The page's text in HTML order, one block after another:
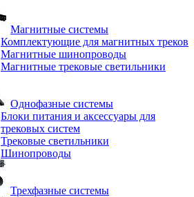
Магнитные системы
Комплектующие для магнитных треков
Магнитные шинопроводы
Магнитные трековые светильники
Однофазные системы
Блоки питания и аксессуары для
трековых систем
Трековые светильники
Шинопроводы
Трехфазные системы